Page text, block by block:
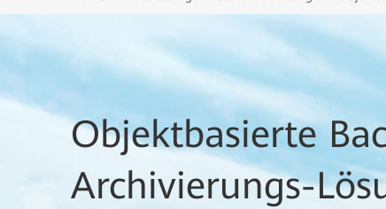
Objektbasierte
Archivierungs-